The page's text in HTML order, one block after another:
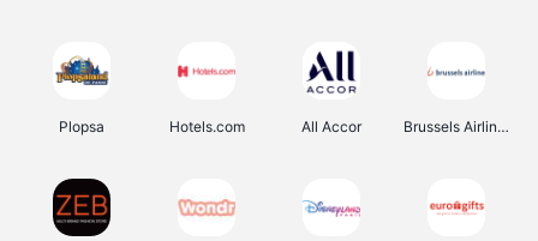
Plopsa Hotels.com All Accor Brussels Airlines